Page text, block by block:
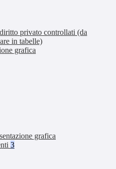
privato controllati (da
in tabelle)
grafica
grafica
3